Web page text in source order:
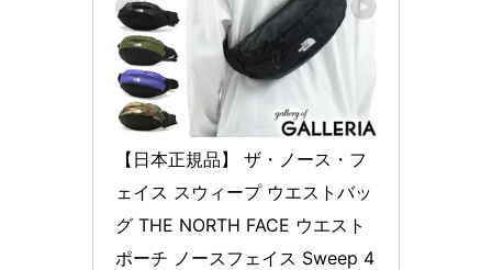
【日本正規品】 ザ・ノース・フ
ェイス スウィープ ウエストバッ
グ THE NORTH FACE ウエスト
ポーチ ノースフェイス Sweep 4